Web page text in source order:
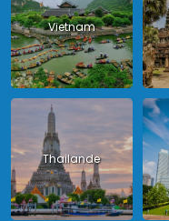
Vietnam
Thailande